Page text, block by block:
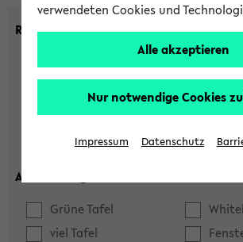
Raumkriterien:
max. Plätze:
Ausstattung:
Grüne Tafel
viel Tafel
verwendeten Cookies und
Alle akzeptieren
Nur notwendige Cookies
Impressum Datenschutz